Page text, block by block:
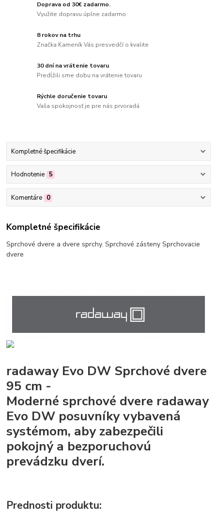
Doprava od 30€ zadarmo.
Využite dopravu úplne zadarmo
8 rokov na trhu
Značka Kameník Vás presvedčí o kvalite
30 dní na vrátenie tovaru
Predĺžili sme dobu na vrátenie tovaru
Rýchle doručenie tovaru
Vaša spokojnosť je pre nás prvoradá
Kompletné špecifikácie
Hodnotenie 5
Komentáre 0
Kompletné špecifikácie
Sprchové dvere a dvere sprchy. Sprchové zásteny Sprchovacie
dvere
radaway Evo DW Sprchové dvere
95 cm -
Moderné sprchové dvere radaway
Evo DW posuvníky vybavená
systémom, aby zabezpečili
pokojný a bezporuchovú
prevádzku dverí.
Prednosti produktu: